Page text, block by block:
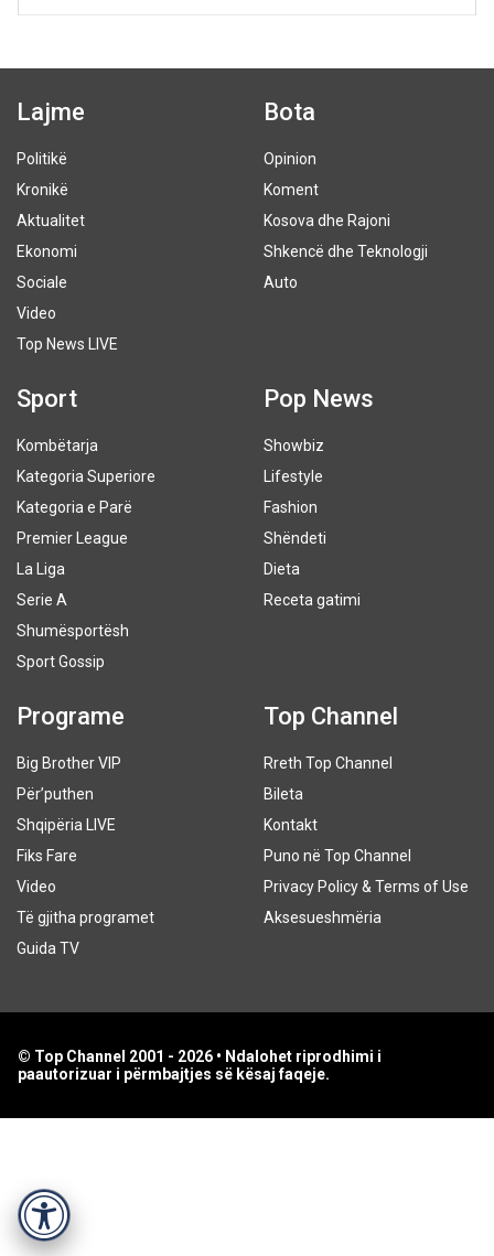
Accessibility
Lajme
Politikë
Kronikë
Aktualitet
Ekonomi
Sociale
Video
Top News LIVE
Bota
Opinion
Koment
Kosova dhe Rajoni
Shkencë dhe Teknologji
Auto
Sport
Kombëtarja
Kategoria Superiore
Kategoria e Parë
Premier League
La Liga
Serie A
Shumësportësh
Sport Gossip
Pop News
Showbiz
Lifestyle
Fashion
Shëndeti
Dieta
Receta gatimi
Programe
Big Brother VIP
Për’puthen
Shqipëria LIVE
Fiks Fare
Video
Të gjitha programet
Guida TV
Top Channel
Rreth Top Channel
Bileta
Kontakt
Puno në Top Channel
Privacy Policy & Terms of Use
Aksesueshmëria
© Top Channel 2001 - 2026 • Ndalohet riprodhimi i
paautorizuar i përmbajtjes së kësaj faqeje.